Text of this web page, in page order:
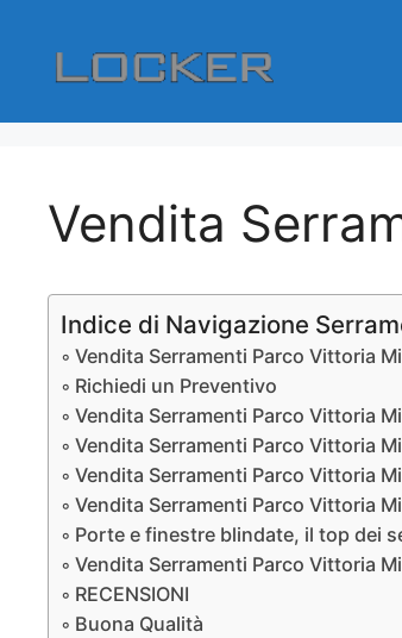
contenuto
Vendita
Indice di Navigazione
Vendita Serramenti Parco Vittoria
Richiedi un Preventivo
Vendita Serramenti Parco Vittoria
Vendita Serramenti Parco Vittoria
Vendita Serramenti Parco Vittoria
Vendita Serramenti Parco Vittoria
Porte e finestre blindate, il top dei
Vendita Serramenti Parco Vittoria
RECENSIONI
Buona Qualità